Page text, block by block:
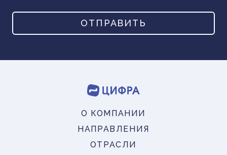
ОТПРАВИТЬ
О КОМПАНИИ
НАПРАВЛЕНИЯ
ОТРАСЛИ